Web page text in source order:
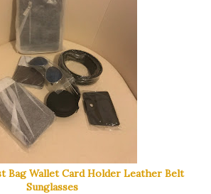
Bag Wallet Card Holder Leather Belt
Sunglasses